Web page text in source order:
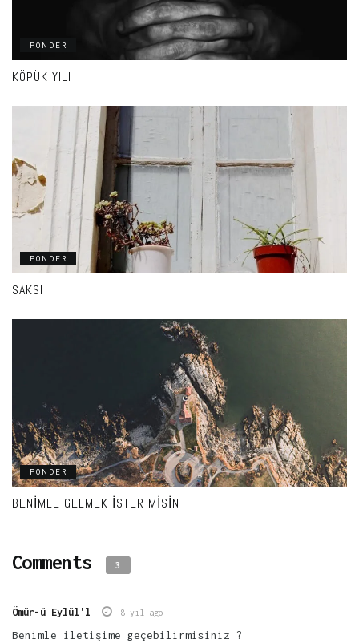
PONDER
KÖPÜK YILI
PONDER
SAKSI
PONDER
BENIMLE GELMEK İSTER MISIN
Comments 3
Ömür-ü Eylül'l 8 yıl ago
Benimle iletişime geçebilirmisiniz ?